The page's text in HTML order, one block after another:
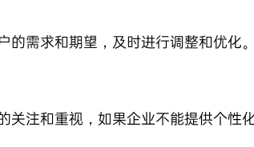
需求和期望，及时进行调整和优化。
注和重视，如果企业不能提供个性